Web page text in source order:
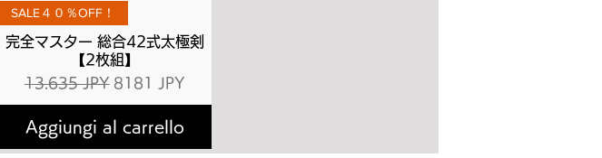
Vista rapida
SALE４０％OFF！
完全マスター 総合42式太極剣
【2枚組】
Prezzo regolare
13.635 JPY Prezzo scontato
8181 JPY
Aggiungi al carrello